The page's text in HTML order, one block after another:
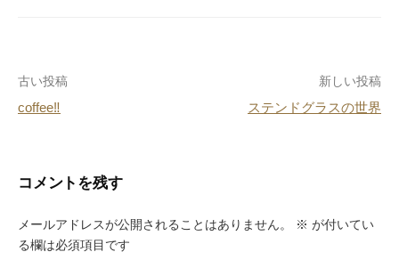
o
k
投
稿
ビ
ゲ
ー
古い投稿
coffee‼︎
新しい投稿
ステンドグラスの世界
コメントを残す
メールアドレスが公開されることはありません。 ※ が付いてい
る欄は必須項目です